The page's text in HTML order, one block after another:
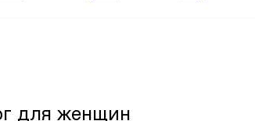
для женщин